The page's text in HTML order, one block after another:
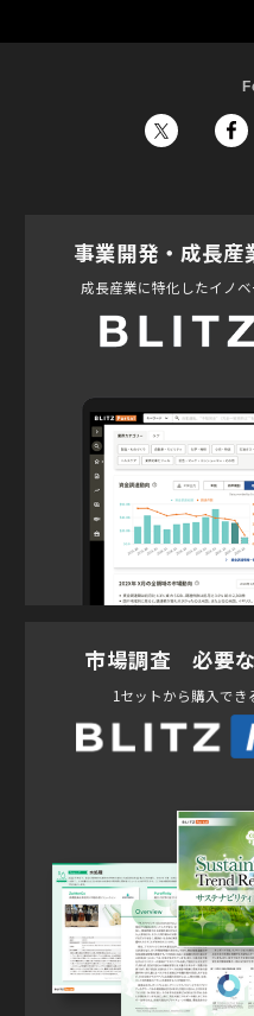
事業開発・成長産
成長産業に特化したイノ
市場調査 必要
1セットから購入で